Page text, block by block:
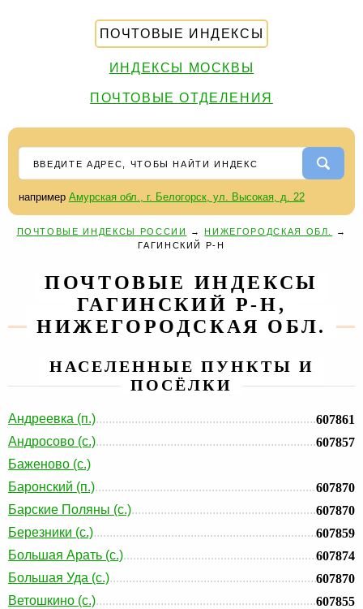
ПОЧТОВЫЕ ИНДЕКСЫ
ИНДЕКСЫ МОСКВЫ
ПОЧТОВЫЕ ОТДЕЛЕНИЯ
например Амурская обл., г. Белогорск, ул. Высокая, д. 22
ПОЧТОВЫЕ ИНДЕКСЫ РОССИИ →НИЖЕГОРОДСКАЯ ОБЛ.
→
ГАГИНСКИЙ Р-Н
ПОЧТОВЫЕ ИНДЕКСЫ
ГАГИНСКИЙ Р-Н,
НИЖЕГОРОДСКАЯ ОБЛ.
НАСЕЛЕННЫЕ ПУНКТЫ И
ПОСЁЛКИ
Андреевка (п.)
607861
Андросово (с.)
607857
Баженово (с.)
Баронский (п.)
607870
Барские Поляны (с.)
607870
Березники (с.)
607859
Большая Арать (с.)
607874
Большая Уда (с.)
607870
Ветошкино (с.)
607855